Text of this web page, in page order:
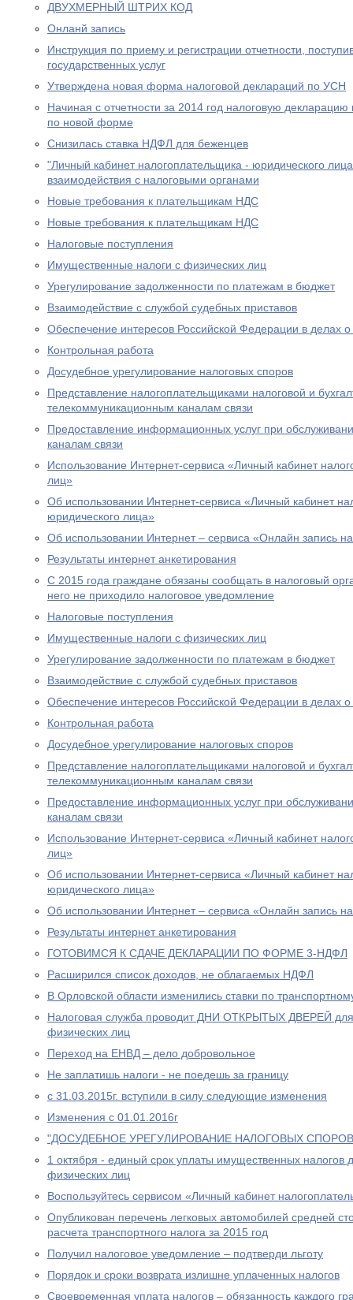
ДВУХМЕРНЫЙ ШТРИХ КОД
Онланй запись
Инструкция по приему и регистрации отчетности,
государственных услуг
Утверждена новая форма налоговой деклараций по УСН
Начиная с отчетности за 2014 год налоговую
по новой форме
Снизилась ставка НДФЛ для беженцев
"Личный кабинет налогоплательщика - юридического
взаимодействия с налоговыми органами
Новые требования к плательщикам НДС
Новые требования к плательщикам НДС
Налоговые поступления
Имущественные налоги с физических лиц
Урегулирование задолженности по платежам в бюджет
Взаимодействие с службой судебных приставов
Обеспечение интересов Российской Федерации в делах о
Контрольная работа
Досудебное урегулирование налоговых споров
Представление налогоплательщиками налоговой и
телекоммуникационным каналам связи
Предоставление информационных услуг при
каналам связи
Использование Интернет-сервиса «Личный кабинет
лиц»
Об использовании Интернет-сервиса «Личный кабинет
юридического лица»
Об использовании Интернет – сервиса «Онлайн запись
Результаты интернет анкетирования
С 2015 года граждане обязаны сообщать в налоговый
него не приходило налоговое уведомление
Налоговые поступления
Имущественные налоги с физических лиц
Урегулирование задолженности по платежам в бюджет
Взаимодействие с службой судебных приставов
Обеспечение интересов Российской Федерации в делах о
Контрольная работа
Досудебное урегулирование налоговых споров
Представление налогоплательщиками налоговой и
телекоммуникационным каналам связи
Предоставление информационных услуг при
каналам связи
Использование Интернет-сервиса «Личный кабинет
лиц»
Об использовании Интернет-сервиса «Личный кабинет
юридического лица»
Об использовании Интернет – сервиса «Онлайн запись
Результаты интернет анкетирования
ГОТОВИМСЯ К СДАЧЕ ДЕКЛАРАЦИИ ПО ФОРМЕ 3-НДФЛ
Расширился список доходов, не облагаемых НДФЛ
В Орловской области изменились ставки по
Налоговая служба проводит ДНИ ОТКРЫТЫХ ДВЕРЕЙ для
физических лиц
Переход на ЕНВД – дело добровольное
Не заплатишь налоги - не поедешь за границу
с 31.03.2015г. вступили в силу следующие изменения
Изменения с 01.01.2016г
"ДОСУДЕБНОЕ УРЕГУЛИРОВАНИЕ НАЛОГОВЫХ
1 октября - единый срок уплаты имущественных налогов
физических лиц
Воспользуйтесь сервисом «Личный кабинет
Опубликован перечень легковых автомобилей средней
расчета транспортного налога за 2015 год
Получил налоговое уведомление – подтверди льготу
Порядок и сроки возврата излишне уплаченных налогов
Своевременная уплата налогов – обязанность каждого